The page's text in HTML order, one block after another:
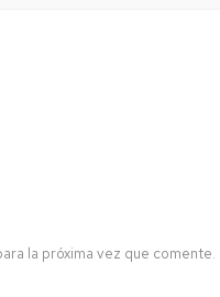
la próxima vez que comente.